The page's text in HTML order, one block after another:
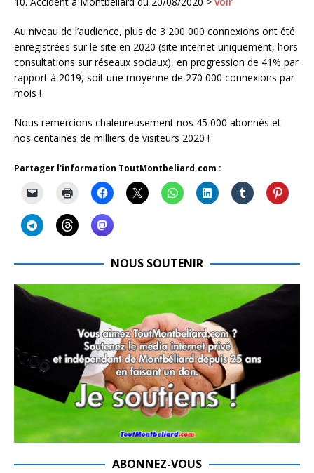
Au niveau de l’audience, plus de 3 200 000 connexions ont été
enregistrées sur le site en 2020 (site internet uniquement, hors
consultations sur réseaux sociaux), en progression de 41% par
rapport à 2019, soit une moyenne de 270 000 connexions par
mois !
Nous remercions chaleureusement nos 45 000 abonnés et
nos centaines de milliers de visiteurs 2020 !
Partager l'information ToutMontbeliard.com :
NOUS SOUTENIR
ABONNEZ-VOUS